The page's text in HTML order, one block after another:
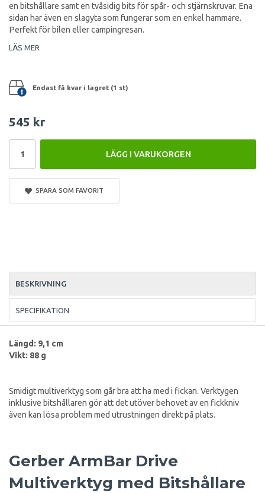
en bitshållare samt en tvåsidig bits för spår- och stjärnskruvar. Ena
sidan har även en slagyta som fungerar som en enkel hammare.
Perfekt för bilen eller campingresan.
LÄS MER
Endast få kvar i lagret (1 st)
545 kr
LÄGG I VARUKORGEN
SPARA SOM FAVORIT
BESKRIVNING
SPECIFIKATION
Längd: 9,1 cm
Vikt: 88 g
Smidigt multiverktyg som går bra att ha med i fickan. Verktygen
inklusive bitshållaren gör att det utöver behovet av en fickkniv
även kan lösa problem med utrustningen direkt på plats.
Gerber ArmBar Drive
Multiverktyg med Bitshållare